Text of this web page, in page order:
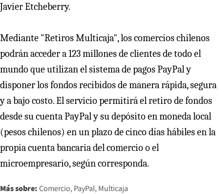
Javier Etcheberry.
Mediante "Retiros Multicaja", los comercios chilenos
podrán acceder a 123 millones de clientes de todo el
mundo que utilizan el sistema de pagos PayPal y
disponer los fondos recibidos de manera rápida, segura
y a bajo costo. El servicio permitirá el retiro de fondos
desde su cuenta PayPal y su depósito en moneda local
(pesos chilenos) en un plazo de cinco días hábiles en la
propia cuenta bancaria del comercio o el
microempresario, según corresponda.
Más sobre: Comercio PayPal Multicaja